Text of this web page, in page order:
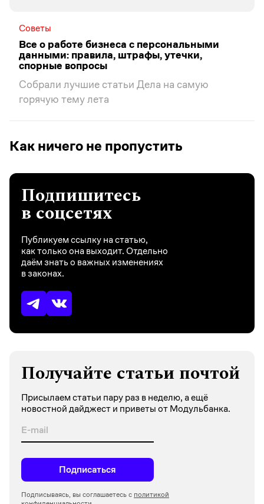
Советы
Все о работе бизнеса с персональными
данными: правила, штрафы, утечки,
спорные вопросы
Собрали лучшие статьи Дела на самую
горячую тему лета
Как ничего не пропустить
Подпишитесь
в соцсетях
Публикуем ссылку на статью,
как только она выходит. Отдельно
даём знать о важных изменениях
в законах.
Получайте статьи почтой
Присылаем статьи пару раз в неделю, а ещё
новостной дайджест и приветы от Модульбанка.
Подписаться
Подписываясь, вы соглашаетесь с политикой